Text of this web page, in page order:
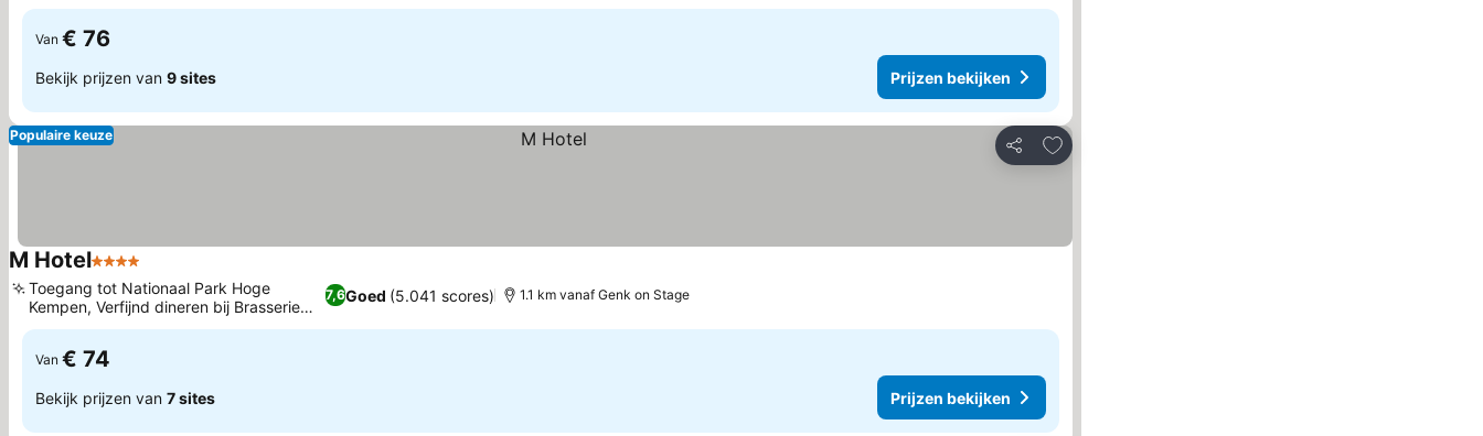
Van € 76
Bekijk prijzen van 9 sites Prijzen bekijken
Delen
Toevoegen aan favorieten
Populaire keuze
M Hotel4 Sterren
7,6Goed (5.041 scores)
Toegang tot Nationaal Park Hoge
Kempen, Verfijnd dineren bij Brasserie
Royal
1.1 km vanaf Genk on Stage
Van € 74
Bekijk prijzen van 7 sites Prijzen bekijken